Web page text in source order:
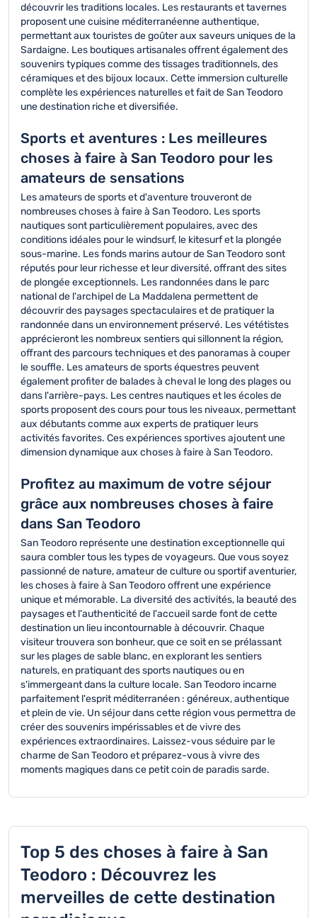
découvrir les traditions locales. Les restaurants et tavernes
proposent une cuisine méditerranéenne authentique,
permettant aux touristes de goûter aux saveurs uniques de la
Sardaigne. Les boutiques artisanales offrent également des
souvenirs typiques comme des tissages traditionnels, des
céramiques et des bijoux locaux. Cette immersion culturelle
complète les expériences naturelles et fait de San Teodoro
une destination riche et diversifiée.
Sports et aventures : Les meilleures
choses à faire à San Teodoro pour les
amateurs de sensations
Les amateurs de sports et d'aventure trouveront de
nombreuses choses à faire à San Teodoro. Les sports
nautiques sont particulièrement populaires, avec des
conditions idéales pour le windsurf, le kitesurf et la plongée
sous-marine. Les fonds marins autour de San Teodoro sont
réputés pour leur richesse et leur diversité, offrant des sites
de plongée exceptionnels. Les randonnées dans le parc
national de l'archipel de La Maddalena permettent de
découvrir des paysages spectaculaires et de pratiquer la
randonnée dans un environnement préservé. Les vététistes
apprécieront les nombreux sentiers qui sillonnent la région,
offrant des parcours techniques et des panoramas à couper
le souffle. Les amateurs de sports équestres peuvent
également profiter de balades à cheval le long des plages ou
dans l'arrière-pays. Les centres nautiques et les écoles de
sports proposent des cours pour tous les niveaux, permettant
aux débutants comme aux experts de pratiquer leurs
activités favorites. Ces expériences sportives ajoutent une
dimension dynamique aux choses à faire à San Teodoro.
Profitez au maximum de votre séjour
grâce aux nombreuses choses à faire
dans San Teodoro
San Teodoro représente une destination exceptionnelle qui
saura combler tous les types de voyageurs. Que vous soyez
passionné de nature, amateur de culture ou sportif aventurier,
les choses à faire à San Teodoro offrent une expérience
unique et mémorable. La diversité des activités, la beauté des
paysages et l'authenticité de l'accueil sarde font de cette
destination un lieu incontournable à découvrir. Chaque
visiteur trouvera son bonheur, que ce soit en se prélassant
sur les plages de sable blanc, en explorant les sentiers
naturels, en pratiquant des sports nautiques ou en
s'immergeant dans la culture locale. San Teodoro incarne
parfaitement l'esprit méditerranéen : généreux, authentique
et plein de vie. Un séjour dans cette région vous permettra de
créer des souvenirs impérissables et de vivre des
expériences extraordinaires. Laissez-vous séduire par le
charme de San Teodoro et préparez-vous à vivre des
moments magiques dans ce petit coin de paradis sarde.
Top 5 des choses à faire à San
Teodoro : Découvrez les
merveilles de cette destination